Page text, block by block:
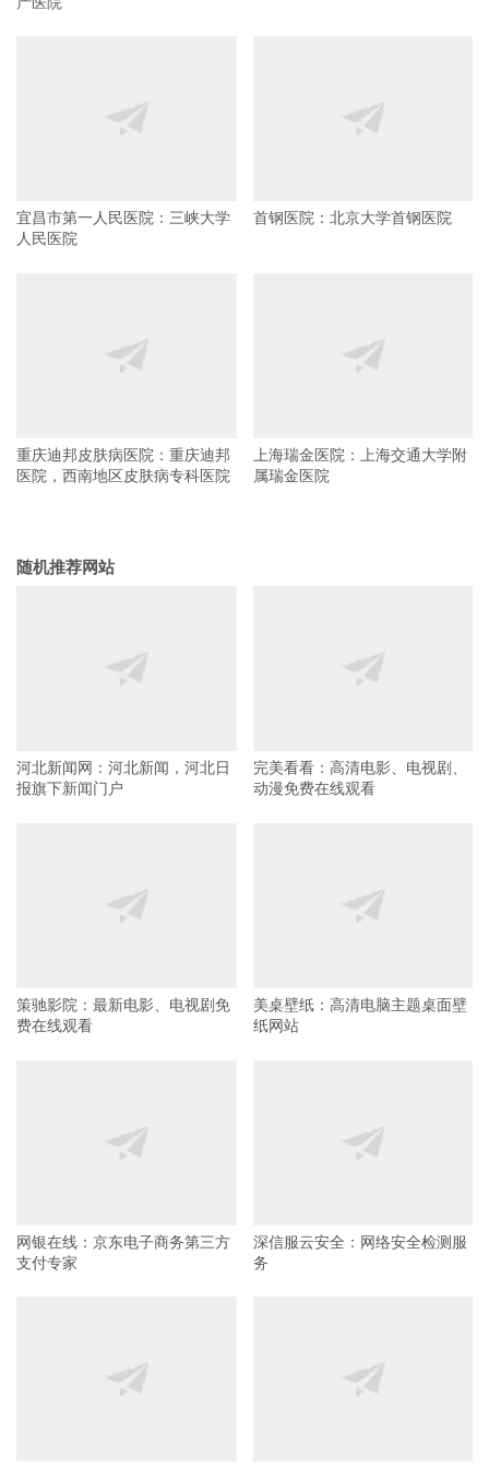
宜昌市第一人民医院：三峡大学
人民医院
首钢医院：北京大学首钢医院
重庆迪邦皮肤病医院：重庆迪邦
医院，西南地区皮肤病专科医院
上海瑞金医院：上海交通大学附
属瑞金医院
随机推荐网站
河北新闻网：河北新闻，河北日
报旗下新闻门户
完美看看：高清电影、电视剧、
动漫免费在线观看
策驰影院：最新电影、电视剧免
费在线观看
美桌壁纸：高清电脑主题桌面壁
纸网站
网银在线：京东电子商务第三方
支付专家
深信服云安全：网络安全检测服
务